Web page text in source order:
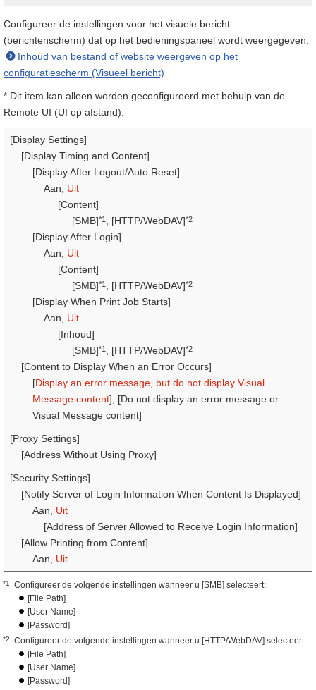
Configureer de instellingen voor het visuele bericht
(berichtenscherm) dat op het bedieningspaneel wordt weergegeven.
Inhoud van bestand of website weergeven op het
configuratiescherm (Visueel bericht)
* Dit item kan alleen worden geconfigureerd met behulp van de
Remote UI (UI op afstand).
[Display Settings]
[Display Timing and Content]
[Display After Logout/Auto Reset]
Aan, Uit
[Content]
[SMB]*1 , [HTTP/WebDAV]*2
[Display After Login]
Aan, Uit
[Content]
[SMB]*1 , [HTTP/WebDAV]*2
[Display When Print Job Starts]
Aan, Uit
[Inhoud]
[SMB]*1 , [HTTP/WebDAV]*2
[Content to Display When an Error Occurs]
[Display an error message, but do not display Visual
Message content], [Do not display an error message or
Visual Message content]
[Proxy Settings]
[Address Without Using Proxy]
[Security Settings]
[Notify Server of Login Information When Content Is Displayed]
Aan, Uit
[Address of Server Allowed to Receive Login Information]
[Allow Printing from Content]
Aan, Uit
*1
Configureer de volgende instellingen wanneer u [SMB] selecteert:
[File Path]
[User Name]
[Password]
*2
Configureer de volgende instellingen wanneer u [HTTP/WebDAV] selecteert:
[File Path]
[User Name]
[Password]